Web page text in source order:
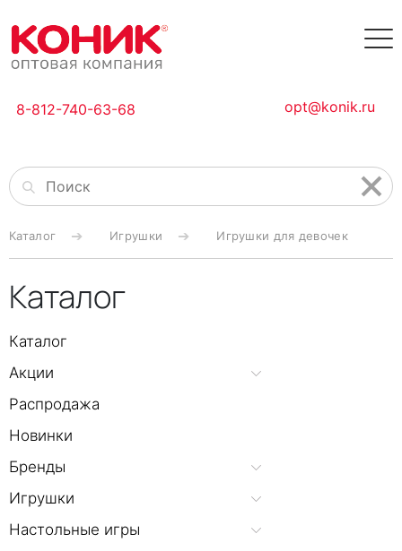
8-812-740-63-68 opt@konik.ru
Каталог Игрушки Игрушки для девочек
Каталог
Каталог
Акции
Распродажа
Новинки
Бренды
Игрушки
Настольные игры